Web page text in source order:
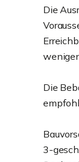
Die
Die
3-